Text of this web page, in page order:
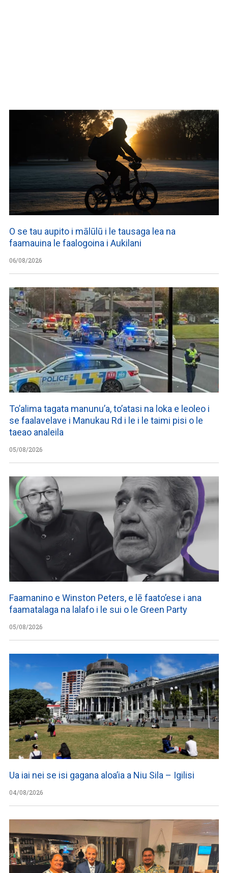
O se tau aupito i mālūlū i le tausaga lea na
faamauina le faalogoina i Aukilani
06/08/2026
To’alima tagata manunu’a, to’atasi na loka e leoleo i
se faalavelave i Manukau Rd i le i le taimi pisi o le
taeao analeila
05/08/2026
Faamanino e Winston Peters, e lē faato’ese i ana
faamatalaga na lalafo i le sui o le Green Party
05/08/2026
Ua iai nei se isi gagana aloa’ia a Niu Sila – Igilisi
04/08/2026